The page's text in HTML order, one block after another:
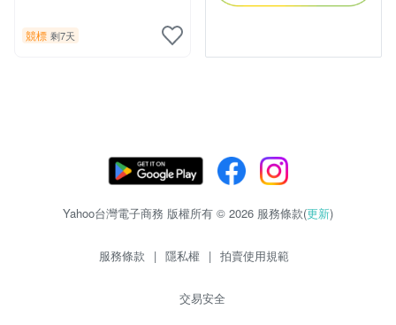
競標 剩7天
Yahoo台灣電子商務 版權所有 © 2026 服務條款(更新)
服務條款 | 隱私權 | 拍賣使用規範
交易安全